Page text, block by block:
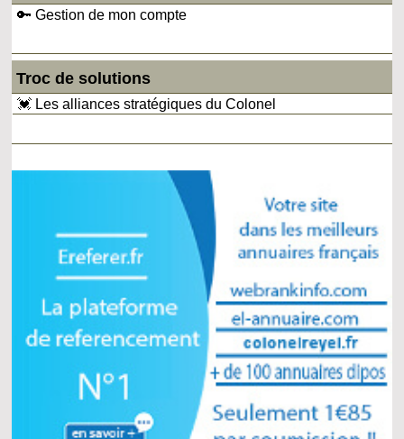
🔑 Gestion de mon compte
Troc de solutions
💓 Les alliances stratégiques du Colonel